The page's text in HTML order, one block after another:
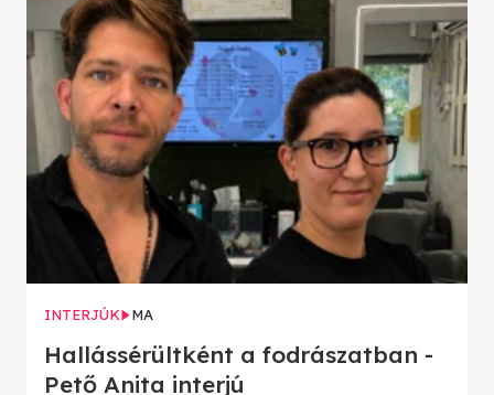
INTERJÚK MA
Hallássérültként a fodrászatban -
Pető Anita interjú